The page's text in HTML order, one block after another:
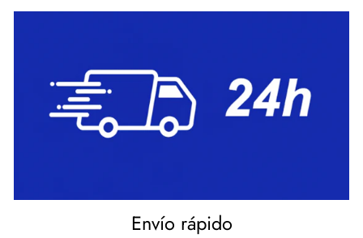
Envío rápido